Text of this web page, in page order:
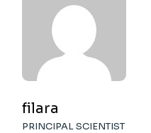
filara
PRINCIPAL SCIENTIST